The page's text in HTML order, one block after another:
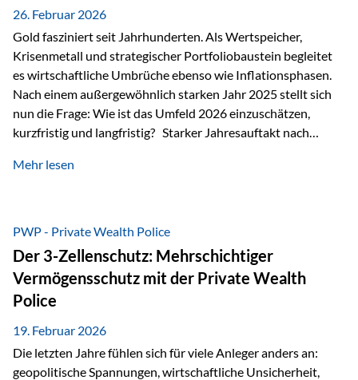
26. Februar 2026
Gold fasziniert seit Jahrhunderten. Als Wertspeicher,
Krisenmetall und strategischer Portfoliobaustein begleitet
es wirtschaftliche Umbrüche ebenso wie Inflationsphasen.
Nach einem außergewöhnlich starken Jahr 2025 stellt sich
nun die Frage: Wie ist das Umfeld 2026 einzuschätzen,
kurzfristig und langfristig? Starker Jahresauftakt nach
Dynamik in das Jahr 2026 gestartet. Zwischen dem
Währungen: +11,5 % Bereits 2025 war ein außergewöhnlich
starkes Jahr: +64,4 % in USD Durchschnitt über alle
Währungen: +56,6 % Langfristig zeigt sich ebenfalls ein
solides…
Mehr lesen
PWP - Private Wealth Police
Der 3-Zellenschutz: Mehrschichtiger
Vermögensschutz mit der Private Wealth
Police
19. Februar 2026
Die letzten Jahre fühlen sich für viele Anleger anders an:
geopolitische Spannungen, wirtschaftliche Unsicherheit,